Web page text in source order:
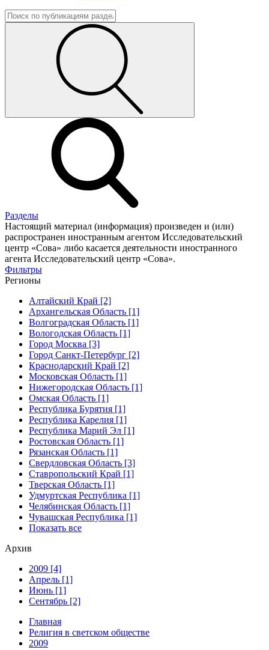
Разделы
Настоящий материал (информация) произведен и (или)
распространен иностранным агентом Исследовательский
центр «Сова» либо касается деятельности иностранного
агента Исследовательский центр «Сова».
Фильтры
Регионы
Алтайский Край [2]
Архангельская Область [1]
Волгоградская Область [1]
Вологодская Область [1]
Город Москва [3]
Город Санкт-Петербург [2]
Краснодарский Край [2]
Московская Область [1]
Нижегородская Область [1]
Омская Область [1]
Республика Бурятия [1]
Республика Карелия [1]
Республика Марий Эл [1]
Ростовская Область [1]
Рязанская Область [1]
Свердловская Область [3]
Ставропольский Край [1]
Тверская Область [1]
Удмуртская Республика [1]
Челябинская Область [1]
Чувашская Республика [1]
Показать все
Архив
2009 [4]
Апрель [1]
Июнь [1]
Сентябрь [2]
Главная
Религия в светском обществе
2009